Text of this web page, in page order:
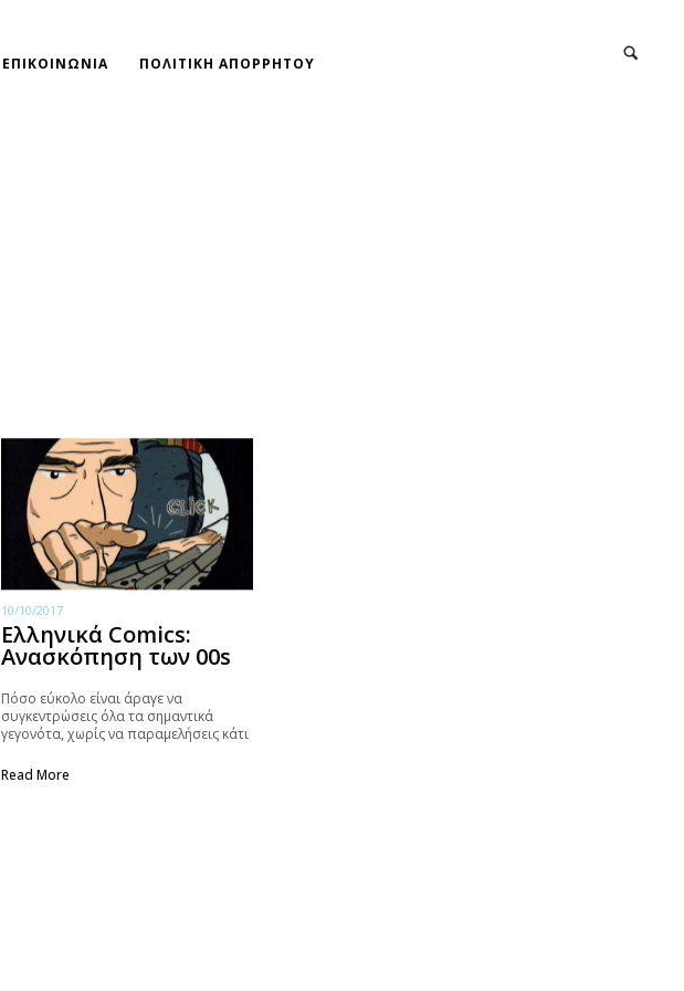
ΕΠΙΚΟΙΝΩΝΙΑ ΠΟΛΙΤΙΚΗ ΑΠΟΡΡΗΤΟΥ
10/10/2017
Ελληνικά Comics:
Ανασκόπηση των 00s
Πόσο εύκολο είναι άραγε να
συγκεντρώσεις όλα τα σημαντικά
γεγονότα, χωρίς να παραμελήσεις κάτι
προσπαθήσει κανείς!
Read More